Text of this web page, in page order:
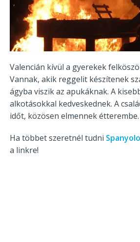
Valencián kívül a gyerekek
Vannak, akik reggelit készítenek
ágyba viszik az apukáknak. A
alkotásokkal kedveskednek. A
időt, közösen elmennek étterembe.
Ha többet szeretnél tudni
a linkre!